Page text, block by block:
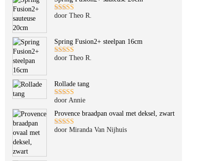
Gewaardeerd
door Theo R.
Spring Fusion2+ steelpan 16cm
Gewaardeerd
door Theo R.
Rollade tang
Gewaardeerd
5
door Annie
Provence braadpan ovaal met deksel, zwart
Gewaardeerd
door Miranda Van Nijhuis